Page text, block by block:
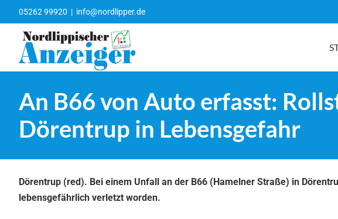
Inhalt
springen
05262 99920 | info@nordlipper.de
An B66 von Auto erfasst:
Dörentrup in Lebensgefahr
Dörentrup (red). Bei einem Unfall an der B66 (Hamelner Straße) in
lebensgefährlich verletzt worden.